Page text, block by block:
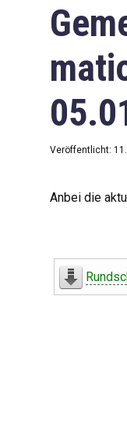
Veröffentlicht:
Anbei die